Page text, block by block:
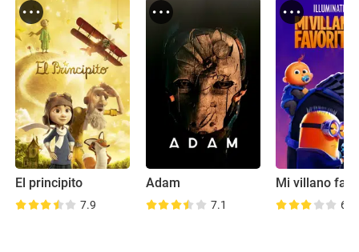
El principito
7.9
Adam
7.1
Mi villano
6.6